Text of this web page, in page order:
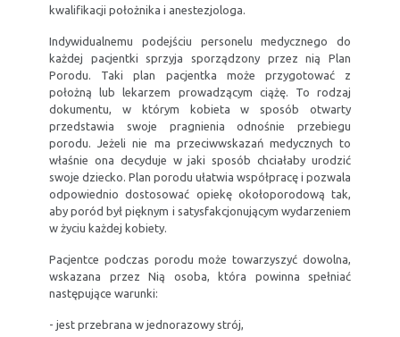
kwalifikacji położnika i anestezjologa.
Indywidualnemu podejściu personelu medycznego do
każdej pacjentki sprzyja sporządzony przez nią Plan
Porodu. Taki plan pacjentka może przygotować z
położną lub lekarzem prowadzącym ciążę. To rodzaj
dokumentu, w którym kobieta w sposób otwarty
przedstawia swoje pragnienia odnośnie przebiegu
porodu. Jeżeli nie ma przeciwwskazań medycznych to
właśnie ona decyduje w jaki sposób chciałaby urodzić
swoje dziecko. Plan porodu ułatwia współpracę i pozwala
odpowiednio dostosować opiekę okołoporodową tak,
aby poród był pięknym i satysfakcjonującym wydarzeniem
w życiu każdej kobiety.
Pacjentce podczas porodu może towarzyszyć dowolna,
wskazana przez Nią osoba, która powinna spełniać
następujące warunki:
- jest przebrana w jednorazowy strój,